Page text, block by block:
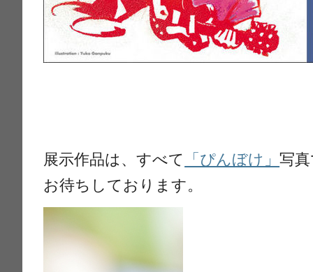
展示作品は、すべて 「ぴんぼけ」写
お待ちしております。